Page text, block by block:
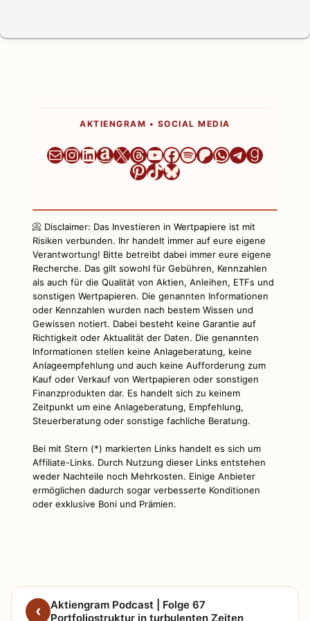
AKTIENGRAM • SOCIAL MEDIA
Newsletter
Instagram
LinkedIn
Amazon
X Threads
YouTube
Facebook
Spotify
Patreon
WhatsApp
Telegram
Pinterest
TikTok
Bluesky
📀 Disclaimer: Das Investieren in Wertpapiere ist mit
Risiken verbunden. Ihr handelt immer auf eure eigene
Verantwortung! Bitte betreibt dabei immer eure eigene
Recherche. Das gilt sowohl für Gebühren, Kennzahlen
als auch für die Qualität von Aktien, Anleihen, ETFs und
sonstigen Wertpapieren. Die genannten Informationen
oder Kennzahlen wurden nach bestem Wissen und
Gewissen notiert. Dabei besteht keine Garantie auf
Richtigkeit oder Aktualität der Daten. Die genannten
Informationen stellen keine Anlageberatung, keine
Anlageempfehlung und auch keine Aufforderung zum
Kauf oder Verkauf von Wertpapieren oder sonstigen
Finanzprodukten dar. Es handelt sich zu keinem
Zeitpunkt um eine Anlageberatung, Empfehlung,
Steuerberatung oder sonstige fachliche Beratung.
Bei mit Stern (*) markierten Links handelt es sich um
Affiliate-Links. Durch Nutzung dieser Links entstehen
weder Nachteile noch Mehrkosten. Einige Anbieter
ermöglichen dadurch sogar verbesserte Konditionen
oder exklusive Boni und Prämien.
Aktiengram Podcast | Folge 67
Portfoliostruktur in turbulenten Zeiten